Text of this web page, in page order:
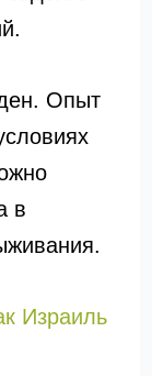
Опыт
в
Израиль